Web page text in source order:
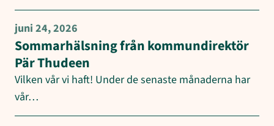
juni 24, 2026
Sommarhälsning från kommundirektör
Pär Thudeen
Vilken vår vi haft! Under de senaste månaderna har
vår…